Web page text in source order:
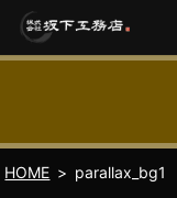
HOME parallax_bg1